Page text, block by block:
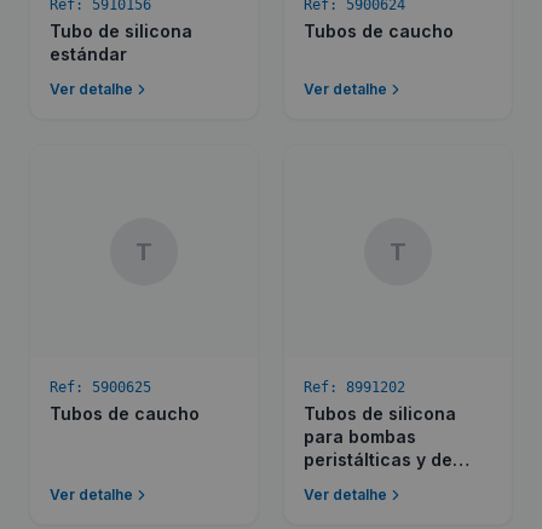
Ref: 5910156
Tubo de silicona
estándar
Ver detalhe
Ref: 5900624
Tubos de caucho
Ver detalhe
T
Ref: 5900625
Tubos de caucho
Ver detalhe
T
Ref: 8991202
Tubos de silicona
para bombas
peristálticas y de
Ver detalhe